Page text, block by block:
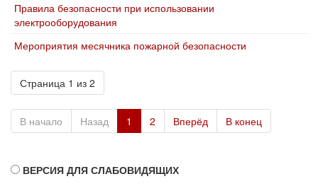
Правила безопасности при использовании
электрооборудования
Мероприятия месячника пожарной безопасности
Страница 1 из 2
В начало Назад 1 2 Вперёд В конец
ВЕРСИЯ ДЛЯ СЛАБОВИДЯЩИХ